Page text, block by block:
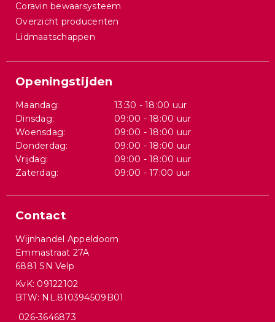
Coravin bewaarsysteem
Overzicht producenten
Lidmaatschappen
Openingstijden
Maandag:
13:30 - 18:00 uur
Dinsdag:
09:00 - 18:00 uur
Woensdag:
09:00 - 18:00 uur
Donderdag:
09:00 - 18:00 uur
Vrijdag:
09:00 - 18:00 uur
Zaterdag:
09:00 - 17:00 uur
Contact
Wijnhandel Appeldoorn
Emmastraat 27A
6881 SN Velp
KvK: 09122102
BTW: NL.810394509B01
026-3646873